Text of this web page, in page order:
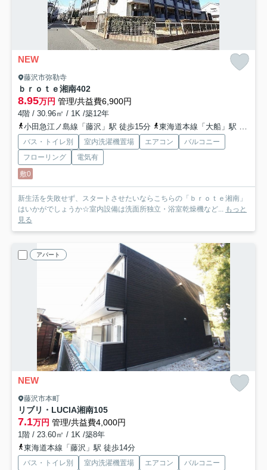
NEW
藤沢市弥勒寺
ｂｒｏｔｅ湘南402
8.95万円 管理/共益費6,900円
4階 / 30.96㎡ / 1K /築12年
小田急江ノ島線「藤沢」駅 徒歩15分
東海道本線「大船」駅 バス21分 「弥勒寺」 停歩5分
バス・トイレ別 室内洗濯機置場 エアコン
バルコニー
フローリング
電気有
敷0
新生活を失敗せず、スタートさせたいならこちらの「ｂｒｏｔｅ湘南」
はいかがでしょうか☆室内設備は洗面所独立・浴室乾燥機など...
もっと
見る
アパート
NEW
藤沢市本町
リブリ・LUCIA湘南105
7.1万円 管理/共益費4,000円
1階 / 23.60㎡ / 1K /築8年
東海道本線「藤沢」駅 徒歩14分
バス・トイレ別 室内洗濯機置場 エアコン バルコニー